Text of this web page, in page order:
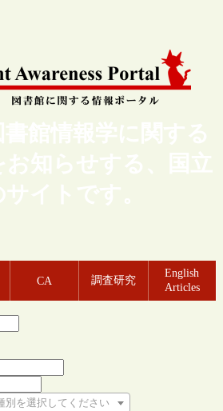
書館情報学に関する
お知らせする、国立
イトです。
CA 調査研究
English
Articles
別を選択してください